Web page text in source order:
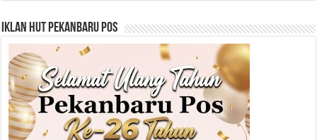
Iklan HUT Pekanbaru Pos